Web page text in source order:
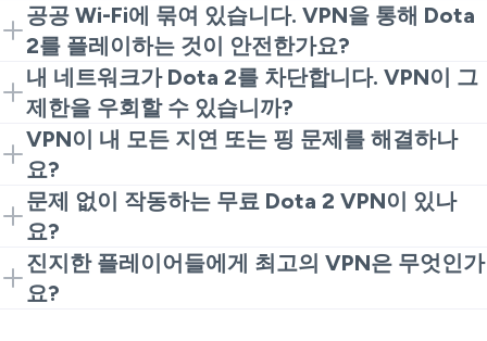
네, 가능합니다! 그리고 매우 쉽습니다. 당신의 기기에
VeePN을 설치한 후 서버에 연결하고 게임 클라이언트
를 실행하세요. 이것만으로 게임 서버로 더욱 비공개적
이고 동시에 안정적인 경로를 얻을 수 있습니다.
공공 Wi-Fi에 묶여 있습니다. VPN을 통해 Dota
2를 플레이하는 것이 안전한가요?
안전합니다. 안전한 터널은 당신의 트래픽을 모든 현지
스누핑으로부터 보호합니다. 이를 통해 끔찍한 호텔, 캠
퍼스 또는 카페 네트워크에서도 안전하게 연결됩니다.
항상 Steam을 열기 전에 VPN을 연결하는 것을 잊지 마
세요.
내 네트워크가 Dota 2를 차단합니다. VPN이 그
제한을 우회할 수 있습니까?
Dota 2용 VPN은 학교나 직장에서 관리자가 포트를 차
단하거나 게임 트래픽을 느리게 하는 경우, 일반적으로
접근을 복원합니다. 이러한 필터를 우회하는 경우가 종
종 있습니다. 그러나 항상 사용 중인 네트워크의 현지 규
칙을 존중하려고 노력하세요.
VPN이 내 모든 지연 또는 핑 문제를 해결하나
요?
아니요, 실제 게임 서버 쪽에서 발생하는 문제는 해결할
수 없습니다. 그러나 좋은 경로를 선택함으로써 지터와
그 성가신 랜덤 지연 스파이크를 줄일 수 있다는 것을 유
념하십시오. 안정적인 연결을 위해 몇 개의 지역을 테스
트해 보세요.
문제 없이 작동하는 무료 Dota 2 VPN이 있나
요?
많은 앱들이 Dota 2를 위한 무료 VPN을 약속하는 것을
볼 수 있습니다. 그러나 거의 모든 것들은 속도 제한, 무
진지한 플레이어들에게 최고의 VPN은 무엇인가
요?